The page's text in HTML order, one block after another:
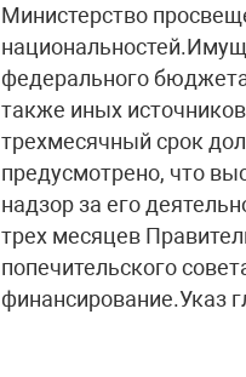
Министерство
федерального
также иных
трехмесячный срок
предусмотрено, что
надзор за его
трех месяцев
попечительского
финансирование.Указ